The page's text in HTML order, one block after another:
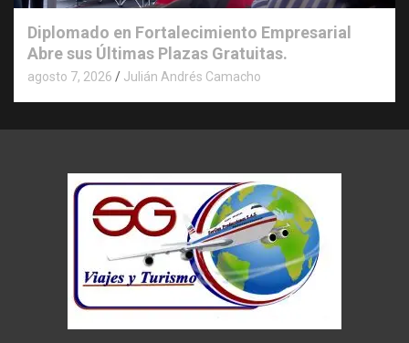
Diplomado en Fortalecimiento Empresarial
Abre sus Últimas Plazas Gratuitas.
agosto 7, 2026 Julián Andrés Camacho